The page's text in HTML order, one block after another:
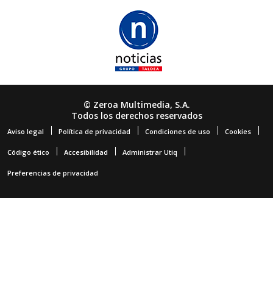
© Zeroa Multimedia, S.A.
Todos los derechos reservados
Aviso legal Política de privacidad Condiciones de uso Cookies
Código ético Accesibilidad Administrar Utiq
Preferencias de privacidad